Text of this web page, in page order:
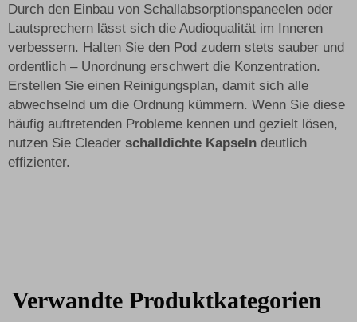
Durch den Einbau von Schallabsorptionspaneelen oder
Lautsprechern lässt sich die Audioqualität im Inneren
verbessern. Halten Sie den Pod zudem stets sauber und
ordentlich – Unordnung erschwert die Konzentration.
Erstellen Sie einen Reinigungsplan, damit sich alle
abwechselnd um die Ordnung kümmern. Wenn Sie diese
häufig auftretenden Probleme kennen und gezielt lösen,
nutzen Sie Cleader schalldichte Kapseln deutlich
effizienter.
Verwandte Produktkategorien